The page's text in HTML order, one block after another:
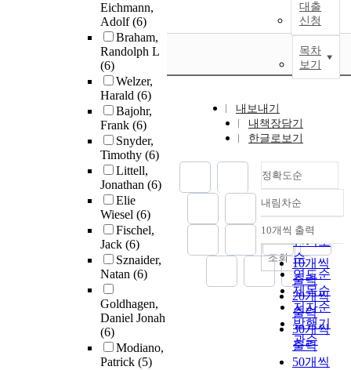
Eichmann,
Adolf(6)
Braham,
Randolph L
(6)
Welzer,
Harald (6)
Bajohr,
Frank (6)
Snyder,
Timothy (6)
Littell,
Jonathan (6)
Elie
Wiesel (6)
Fischel,
Jack (6)
Sznaider,
Natan (6)
Goldhagen,
Daniel Jonah
(6)
Modiano,
Patrick (5)
대출
신청
목차
보기
내보내기
내책장담기
한글로보기
정확도순
정확도
순
인기도
순
연도순
제목순
저자순
발행기
관순
내림차순
내림차순
10개씩 출력
10개씩
출력
20개씩
출력
30개씩
출력
50개씩
조회